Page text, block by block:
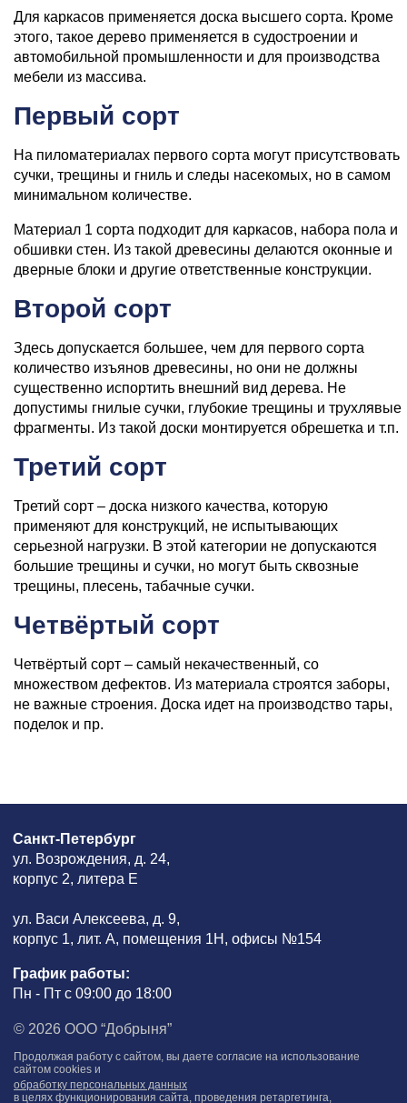
Для каркасов применяется доска высшего сорта. Кроме
этого, такое дерево применяется в судостроении и
автомобильной промышленности и для производства
мебели из массива.
Первый сорт
На пиломатериалах первого сорта могут присутствовать
сучки, трещины и гниль и следы насекомых, но в самом
минимальном количестве.
Материал 1 сорта подходит для каркасов, набора пола и
обшивки стен. Из такой древесины делаются оконные и
дверные блоки и другие ответственные конструкции.
Второй сорт
Здесь допускается большее, чем для первого сорта
количество изъянов древесины, но они не должны
существенно испортить внешний вид дерева. Не
допустимы гнилые сучки, глубокие трещины и трухлявые
фрагменты. Из такой доски монтируется обрешетка и т.п.
Третий сорт
Третий сорт – доска низкого качества, которую
применяют для конструкций, не испытывающих
серьезной нагрузки. В этой категории не допускаются
большие трещины и сучки, но могут быть сквозные
трещины, плесень, табачные сучки.
Четвёртый сорт
Четвёртый сорт – самый некачественный, со
множеством дефектов. Из материала строятся заборы,
не важные строения. Доска идет на производство тары,
поделок и пр.
Санкт-Петербург
ул. Возрождения, д. 24,
корпус 2, литера Е
ул. Васи Алексеева, д. 9,
корпус 1, лит. А, помещения 1H, офисы №154
График работы:
Пн - Пт с 09:00 до 18:00
© 2026 ООО “Добрыня”
Продолжая работу с сайтом, вы даете согласие на использование
сайтом cookies и
обработку персональных данных
в целях функционирования сайта, проведения ретаргетинга,